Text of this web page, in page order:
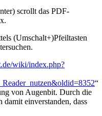
scrollt das PDF-
(Umschalt+)Pfeiltasten
wiki/index.php?
“
von Augenbit. Durch die
einverstanden, dass